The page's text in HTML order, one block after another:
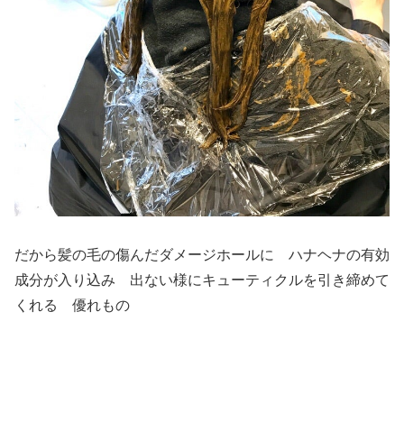
だから髪の毛の傷んだダメージホールに ハナヘナの有効
成分が入り込み 出ない様にキューティクルを引き締めて
くれる 優れもの